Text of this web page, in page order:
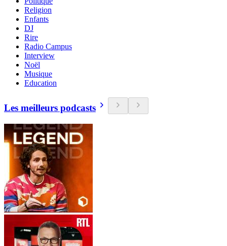
Religion
Enfants
DJ
Rire
Radio Campus
Interview
Noël
Musique
Education
Les meilleurs podcasts